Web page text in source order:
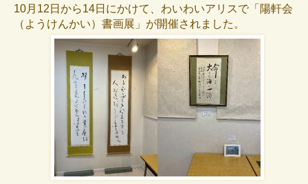
10月12日から14日にかけて、わいわいアリスで「陽軒会
（ようけんかい）書画展」が開催されました。